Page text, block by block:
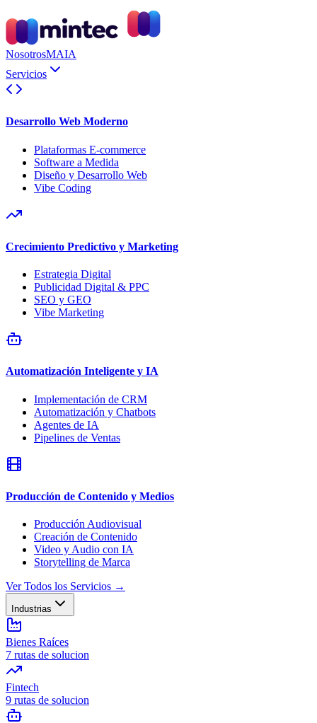
NosotrosMAIA
Servicios
Desarrollo Web Moderno
Plataformas E-commerce
Software a Medida
Diseño y Desarrollo Web
Vibe Coding
Crecimiento Predictivo y Marketing
Estrategia Digital
Publicidad Digital & PPC
SEO y GEO
Vibe Marketing
Automatización Inteligente y IA
Implementación de CRM
Automatización y Chatbots
Agentes de IA
Pipelines de Ventas
Producción de Contenido y Medios
Producción Audiovisual
Creación de Contenido
Video y Audio con IA
Storytelling de Marca
Ver Todos los Servicios →
Industrias
Bienes Raíces
7 rutas de solucion
Fintech
9 rutas de solucion